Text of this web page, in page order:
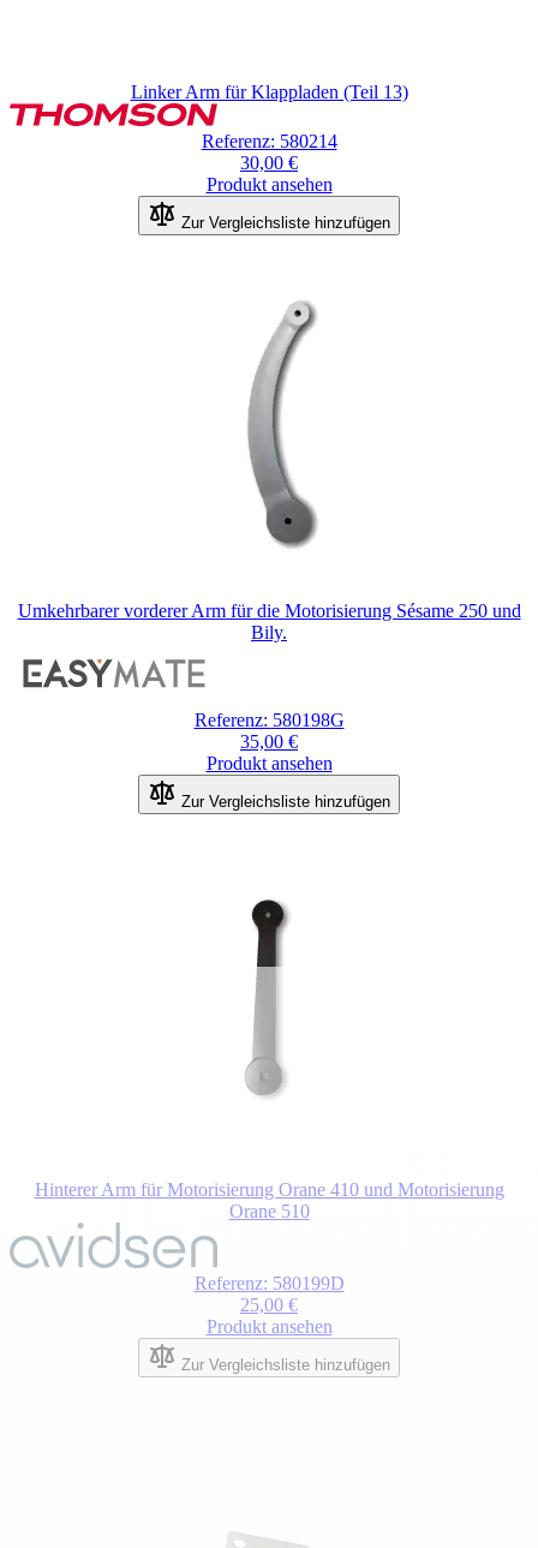
Linker Arm für Klappladen (Teil 13)
Referenz: 580214
30,00 €
Produkt ansehen
Zur Vergleichsliste hinzufügen
Umkehrbarer vorderer Arm für die Motorisierung Sésame 250 und
Bily.
Referenz: 580198G
35,00 €
Produkt ansehen
Zur Vergleichsliste hinzufügen
Hinterer Arm für Motorisierung Orane 410 und Motorisierung
Orane 510
Referenz: 580199D
25,00 €
Produkt ansehen
Zur Vergleichsliste hinzufügen